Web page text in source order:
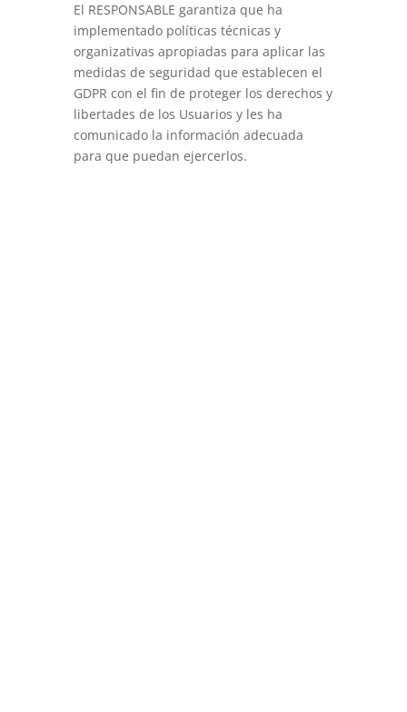
El RESPONSABLE garantiza que ha
implementado políticas técnicas y
organizativas apropiadas para aplicar las
medidas de seguridad que establecen el
GDPR con el fin de proteger los derechos y
libertades de los Usuarios y les ha
comunicado la información adecuada
para que puedan ejercerlos.